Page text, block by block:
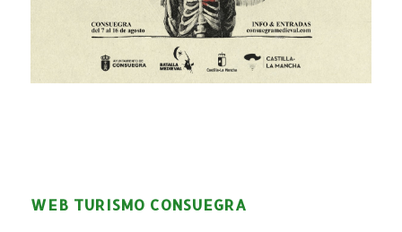
WEB TURISMO CONSUEGRA